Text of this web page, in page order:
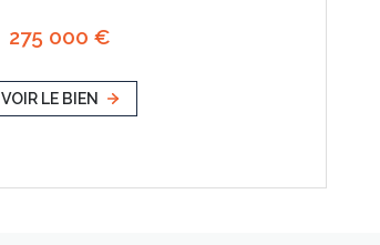
275 000 €
VOIR LE BIEN